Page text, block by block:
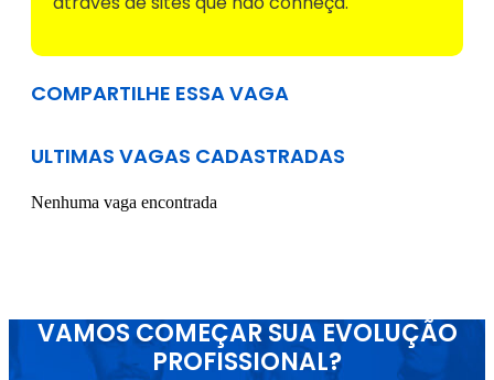
COMPARTILHE ESSA VAGA
ULTIMAS VAGAS CADASTRADAS
Nenhuma vaga encontrada
VAMOS COMEÇAR SUA EVOLUÇÃO
PROFISSIONAL?